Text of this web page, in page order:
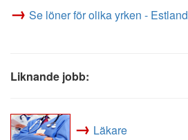
→ Se löner för olika yrken - Estland
Liknande jobb:
→ Läkare